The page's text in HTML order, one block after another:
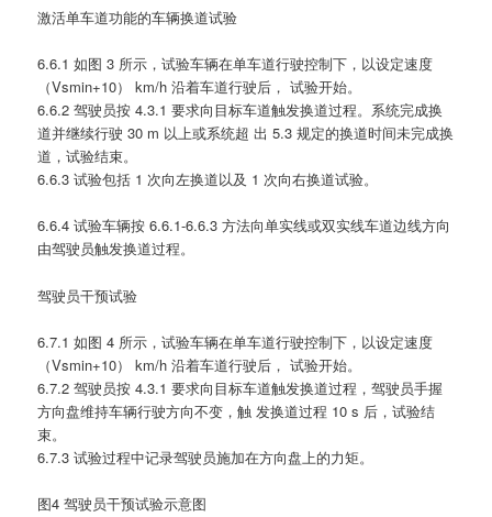
激活单车道功能的车辆换道试验
6.6.1 如图 3 所示，试验车辆在单车道行驶控制下，以设定速度
（Vsmin+10） km/h 沿着车道行驶后， 试验开始。
6.6.2 驾驶员按 4.3.1 要求向目标车道触发换道过程。系统完成换
道并继续行驶 30 m 以上或系统超 出 5.3 规定的换道时间未完成换
道，试验结束。
6.6.3 试验包括 1 次向左换道以及 1 次向右换道试验。
6.6.4 试验车辆按 6.6.1-6.6.3 方法向单实线或双实线车道边线方向
由驾驶员触发换道过程。
驾驶员干预试验
6.7.1 如图 4 所示，试验车辆在单车道行驶控制下，以设定速度
（Vsmin+10） km/h 沿着车道行驶后， 试验开始。
6.7.2 驾驶员按 4.3.1 要求向目标车道触发换道过程，驾驶员手握
方向盘维持车辆行驶方向不变，触 发换道过程 10 s 后，试验结
束。
6.7.3 试验过程中记录驾驶员施加在方向盘上的力矩。
图4 驾驶员干预试验示意图